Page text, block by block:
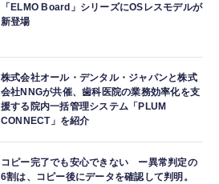
「ELMO Board」シリーズにOSレスモデルが
新登場
株式会社オール・デンタル・ジャパンと株式
会社NNGが共催、歯科医院の業務効率化を支
援する院内一括管理システム「PLUM
CONNECT」を紹介
コピー完了でも安心できない ー異常判定の
6割は、コピー後にデータを確認して判明。